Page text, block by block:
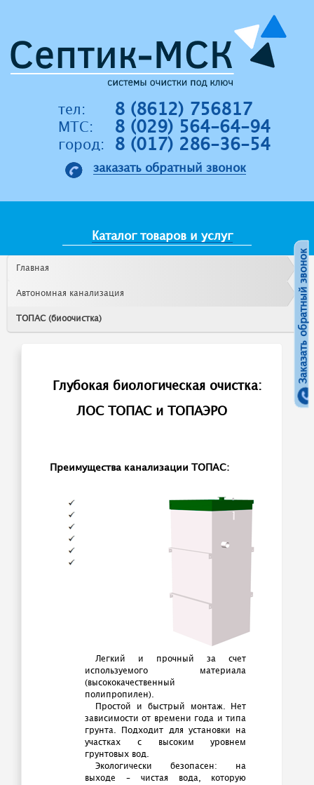
Заказать обратный звонок
тел: 8 (8612) 756817
MTC: 8 (029) 564-64-94
город: 8 (017) 286-36-54
заказать обратный звонок
Каталог товаров и услуг
Главная
Автономная канализация
ТОПАС (биоочистка)
Глубокая биологическая очистка:
ЛОС ТОПАС и ТОПАЭРО
Преимущества канализации ТОПАС:
Легкий и прочный за счет
используемого материала
(высококачественный
полипропилен).
Простой и быстрый монтаж. Нет
зависимости от времени года и типа
грунта. Подходит для установки на
участках с высоким уровнем
грунтовых вод.
Экологически безопасен: на
выходе – чистая вода, которую